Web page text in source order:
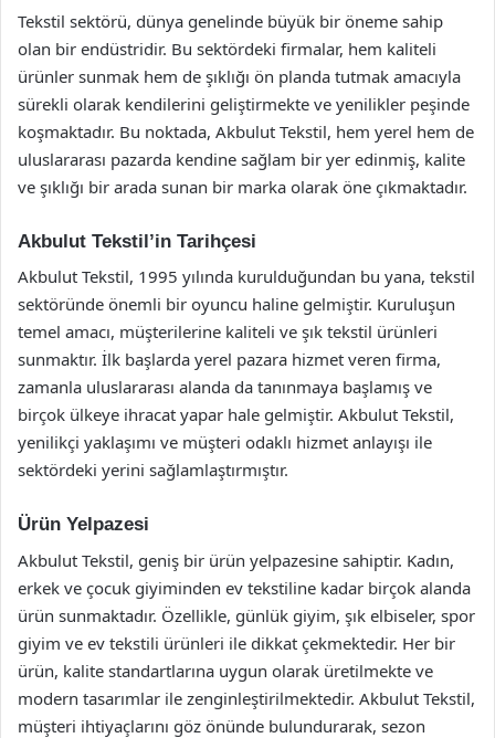
Tekstil sektörü, dünya genelinde büyük bir öneme sahip
olan bir endüstridir. Bu sektördeki firmalar, hem kaliteli
ürünler sunmak hem de şıklığı ön planda tutmak amacıyla
sürekli olarak kendilerini geliştirmekte ve yenilikler peşinde
koşmaktadır. Bu noktada, Akbulut Tekstil, hem yerel hem de
uluslararası pazarda kendine sağlam bir yer edinmiş, kalite
ve şıklığı bir arada sunan bir marka olarak öne çıkmaktadır.
Akbulut Tekstil’in Tarihçesi
Akbulut Tekstil, 1995 yılında kurulduğundan bu yana, tekstil
sektöründe önemli bir oyuncu haline gelmiştir. Kuruluşun
temel amacı, müşterilerine kaliteli ve şık tekstil ürünleri
sunmaktır. İlk başlarda yerel pazara hizmet veren firma,
zamanla uluslararası alanda da tanınmaya başlamış ve
birçok ülkeye ihracat yapar hale gelmiştir. Akbulut Tekstil,
yenilikçi yaklaşımı ve müşteri odaklı hizmet anlayışı ile
sektördeki yerini sağlamlaştırmıştır.
Ürün Yelpazesi
Akbulut Tekstil, geniş bir ürün yelpazesine sahiptir. Kadın,
erkek ve çocuk giyiminden ev tekstiline kadar birçok alanda
ürün sunmaktadır. Özellikle, günlük giyim, şık elbiseler, spor
giyim ve ev tekstili ürünleri ile dikkat çekmektedir. Her bir
ürün, kalite standartlarına uygun olarak üretilmekte ve
modern tasarımlar ile zenginleştirilmektedir. Akbulut Tekstil,
müşteri ihtiyaçlarını göz önünde bulundurarak, sezon